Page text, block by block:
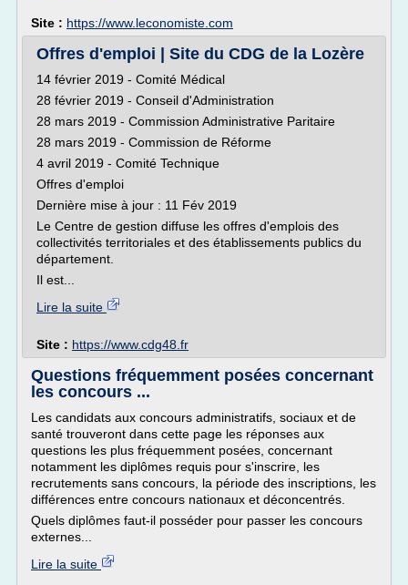
Site : https://www.leconomiste.com
Offres d'emploi | Site du CDG de la Lozère
14 février 2019 - Comité Médical
28 février 2019 - Conseil d'Administration
28 mars 2019 - Commission Administrative Paritaire
28 mars 2019 - Commission de Réforme
4 avril 2019 - Comité Technique
Offres d'emploi
Dernière mise à jour : 11 Fév 2019
Le Centre de gestion diffuse les offres d'emplois des
collectivités territoriales et des établissements publics du
département.
Il est...
Lire la suite
Site : https://www.cdg48.fr
Questions fréquemment posées concernant
les concours ...
Les candidats aux concours administratifs, sociaux et de
santé trouveront dans cette page les réponses aux
questions les plus fréquemment posées, concernant
notamment les diplômes requis pour s'inscrire, les
recrutements sans concours, la période des inscriptions, les
différences entre concours nationaux et déconcentrés.
Quels diplômes faut-il posséder pour passer les concours
externes...
Lire la suite